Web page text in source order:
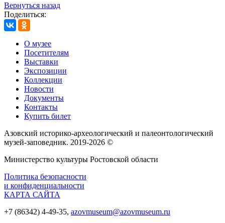
Вернуться назад
Поделиться:
О музее
Посетителям
Выставки
Экспозиции
Коллекции
Новости
Документы
Контакты
Купить билет
Азовский историко‑археологический и палеонтологический
музей‑заповедник. 2019-2026 ©
Министерство культуры Ростовской области
Политика безопасности
и конфиденциальности
КАРТА САЙТА
+7 (86342) 4-49-35, azovmuseum@azovmuseum.ru